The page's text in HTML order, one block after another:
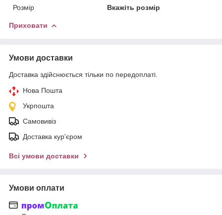
Розмір
Вкажіть розмір
Приховати
Умови доставки
Доставка здійснюється тільки по передоплаті.
Нова Пошта
Укрпошта
Самовивіз
Доставка кур'єром
Всі умови доставки
Умови оплати